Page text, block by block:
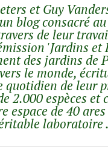
et Guy
blog consacré
de leur
'Jardins et
des jardins de
le monde,
quotidien de leur
2.000 espèces et
espace de 40